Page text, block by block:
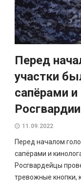
Перед
участки
сапёрами
Росгвардии
11.09.2022
Перед началом
сапёрами и
Росгвардейцы
тревожные кнопки,